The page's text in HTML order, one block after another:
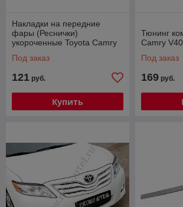
Накладки на передние
фары (Реснички)
укороченные Toyota Camry
Под заказ
121 руб.
Купить
Тюнинг
Camry
Под заказ
169 руб.